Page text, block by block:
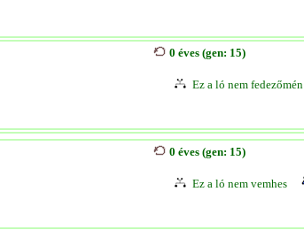
0 éves (gen: 15)
Ez a ló nem fedezőmén
0 éves (gen: 15)
Ez a ló nem vemhes